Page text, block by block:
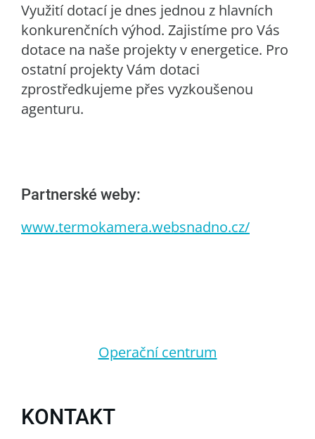
Využití dotací je dnes jednou z hlavních
konkurenčních výhod. Zajistíme pro Vás
dotace na naše projekty v energetice. Pro
ostatní projekty Vám dotaci
zprostředkujeme přes vyzkoušenou
agenturu.
Partnerské weby:
www.termokamera.websnadno.cz/
Operační centrum
KONTAKT